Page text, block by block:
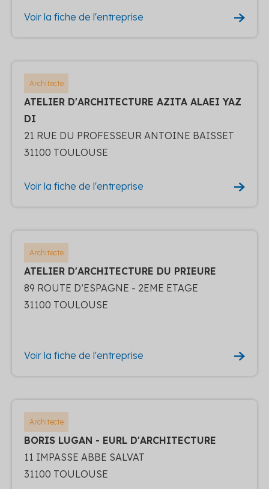
Voir la fiche de l'entreprise
Architecte
ATELIER D'ARCHITECTURE AZITA ALAEI YAZ
DI
21 RUE DU PROFESSEUR ANTOINE BAISSET
31100 TOULOUSE
Voir la fiche de l'entreprise
Architecte
ATELIER D'ARCHITECTURE DU PRIEURE
89 ROUTE D’ESPAGNE - 2EME ETAGE
31100 TOULOUSE
Voir la fiche de l'entreprise
Architecte
BORIS LUGAN - EURL D'ARCHITECTURE
11 IMPASSE ABBE SALVAT
31100 TOULOUSE